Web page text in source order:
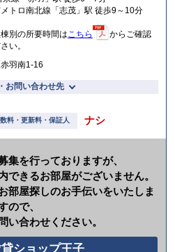
り
トロ南北線「志茂」駅 徒歩9～10分
別の所要時間は こちら
からご確認
い。
羽南1-16
お問い合わせ先
料・更新料・保証人 ナシ
集を行っておりますが、
できるお部屋がございません。
部屋探しのお手伝いをいたしま
ので、
い合わせください。
ショップ王子